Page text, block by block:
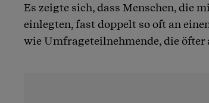
Es zeigte sich, dass Menschen, die
einlegten, fast doppelt so oft an
wie Umfrageteilnehmende, die öfter